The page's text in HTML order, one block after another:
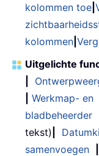
kolommen toe
kolommen
Uitgelichte
Werkmap- en
bladbeheerder
tekst)
samenvoegen